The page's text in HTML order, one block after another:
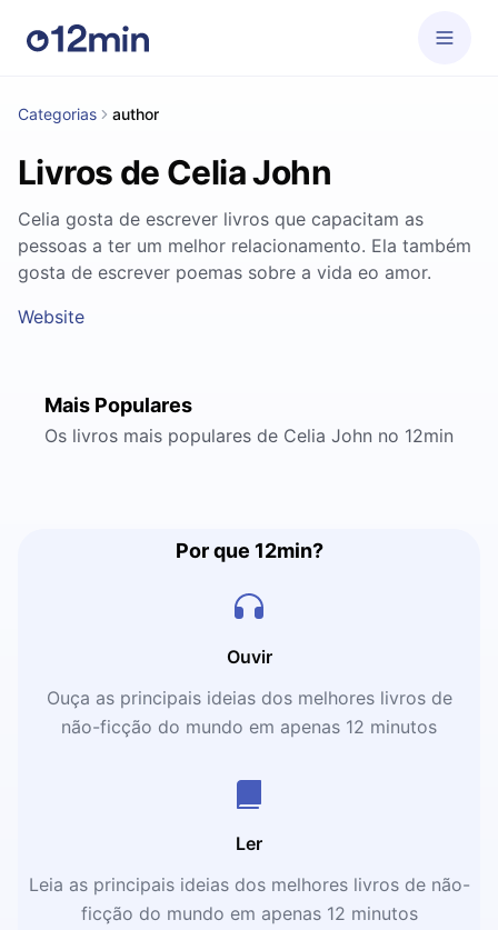
Categorias author
Livros de Celia John
Celia gosta de escrever livros que capacitam as
pessoas a ter um melhor relacionamento. Ela também
gosta de escrever poemas sobre a vida eo amor.
Website
Mais Populares
Os livros mais populares de Celia John no 12min
Por que 12min?
Ouvir
Ouça as principais ideias dos melhores livros de
não-ficção do mundo em apenas 12 minutos
Ler
Leia as principais ideias dos melhores livros de não-
ficção do mundo em apenas 12 minutos